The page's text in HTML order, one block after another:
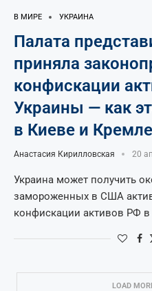
В МИРЕ УКРАИНА
Палата
приняла
конфискации
Украины — как
в Киеве и Кремле
Анастасия Кирилловская 20
Украина может получить
замороженных в США
конфискации активов РФ
LOAD